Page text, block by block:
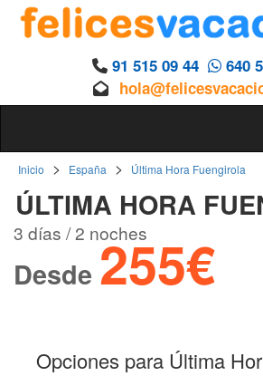
91 515 09 44
640
Inicio > España > Última Hora Fuengirola
ÚLTIMA HORA
3 días / 2 noches
Desde 255€
Opciones para Última